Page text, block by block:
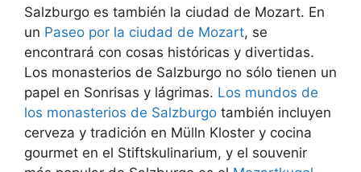
Salzburgo es también la ciudad de Mozart. En
un Paseo por la ciudad de Mozart, se
encontrará con cosas históricas y divertidas.
Los monasterios de Salzburgo no sólo tienen un
papel en Sonrisas y lágrimas. Los mundos de
los monasterios de Salzburgo también incluyen
cerveza y tradición en Mülln Kloster y cocina
gourmet en el Stiftskulinarium, y el souvenir